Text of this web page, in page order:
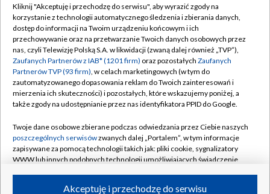
TVP
Abonament TVP
Emisja w TVP
Centrum informacji TVP
Naziemna Telewizja Cyfrowa
Rada Programowa
System NOS
Informacje o nadawcy
Regulamin TVP
Polityka prywatności
Moje zgody
Pomoc
Kontakt
Kanały
Kliknij "Akceptuję i przechodzę do serwisu", aby wyrazić zgody na
korzystanie z technologii automatycznego śledzenia i zbierania danych,
dostęp do informacji na Twoim urządzeniu końcowym i ich
przechowywanie oraz na przetwarzanie Twoich danych osobowych przez
nas, czyli Telewizję Polską S.A. w likwidacji (zwaną dalej również „TVP”),
Zaufanych Partnerów z IAB* (1201 firm) oraz pozostałych Zaufanych
Partnerów TVP (93 firm), w celach marketingowych (w tym do
zautomatyzowanego dopasowania reklam do Twoich zainteresowań i
mierzenia ich skuteczności) i pozostałych, które wskazujemy poniżej, a
także zgody na udostępnianie przez nas identyfikatora PPID do Google.
Twoje dane osobowe zbierane podczas odwiedzania przez Ciebie naszych
poszczególnych serwisówzwanych dalej „Portalem”, w tym informacje
zapisywane za pomocą technologii takich jak: pliki cookie, sygnalizatory
WWW lub innych podobnych technologii umożliwiających świadczenie
ruchu w Internecie.Akceptuję i przechodzę do serwisu